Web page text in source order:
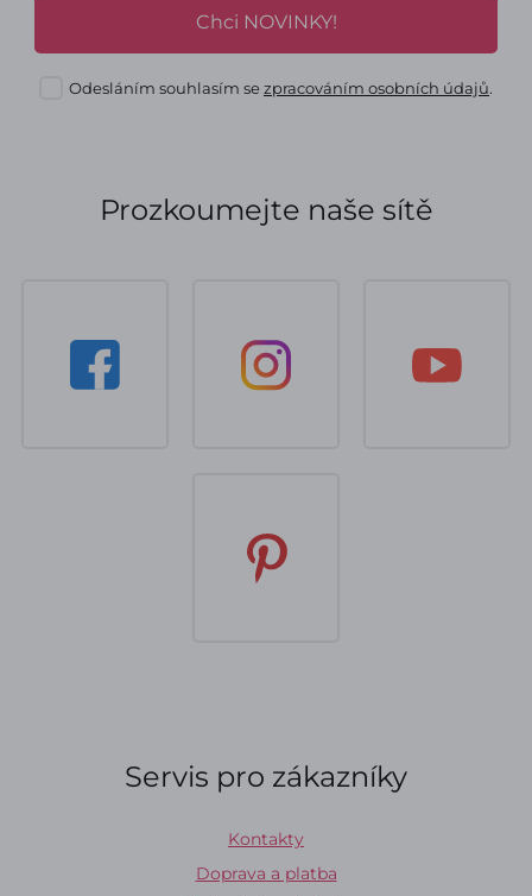
Chci NOVINKY!
Odesláním souhlasím sezpracováním osobních údajů.
Prozkoumejte naše sítě
Servis pro zákazníky
Kontakty
Doprava a platba